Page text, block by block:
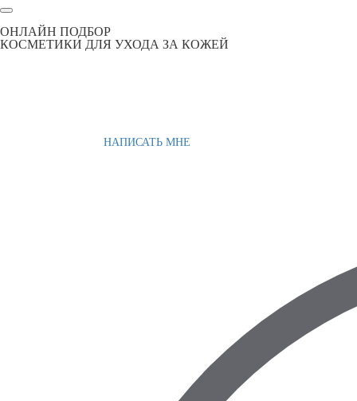
ОНЛАЙН ПОДБОР
КОСМЕТИКИ ДЛЯ УХОДА ЗА КОЖЕЙ
НАПИСАТЬ МНЕ